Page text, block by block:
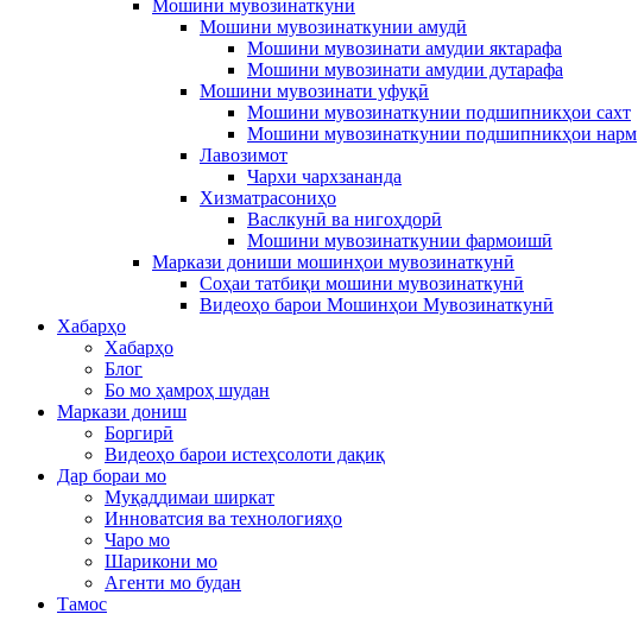
Мошини мувозинаткунӣ
Мошини мувозинаткунии амудӣ
Мошини мувозинати амудии яктарафа
Мошини мувозинати амудии дутарафа
Мошини мувозинати уфуқӣ
Мошини мувозинаткунии подшипникҳои сахт
Мошини мувозинаткунии подшипникҳои нарм
Лавозимот
Чархи чархзананда
Хизматрасониҳо
Васлкунӣ ва нигоҳдорӣ
Мошини мувозинаткунии фармоишӣ
Маркази дониши мошинҳои мувозинаткунӣ
Соҳаи татбиқи мошини мувозинаткунӣ
Видеоҳо барои Мошинҳои Мувозинаткунӣ
Хабарҳо
Хабарҳо
Блог
Бо мо ҳамроҳ шудан
Маркази дониш
Боргирӣ
Видеоҳо барои истеҳсолоти дақиқ
Дар бораи мо
Муқаддимаи ширкат
Инноватсия ва технологияҳо
Чаро мо
Шарикони мо
Агенти мо будан
Тамос